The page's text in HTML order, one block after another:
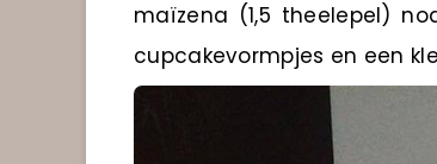
maïzena (1,5 theelepel)
cupcakevormpjes en een